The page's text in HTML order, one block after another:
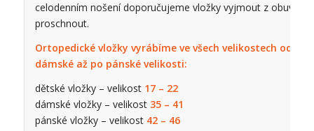
celodenním nošení doporučujeme vložky vyjmout z obuvi a
proschnout.
Ortopedické vložky vyrábíme ve všech velikostech od
dámské až po pánské velikosti:
dětské vložky – velikost 17 – 22
dámské vložky – velikost35 – 41
pánské vložky – velikost 42 – 46